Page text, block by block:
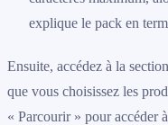
explique le pack en
Ensuite, accédez à la
que vous choisissez les
« Parcourir » pour accéder